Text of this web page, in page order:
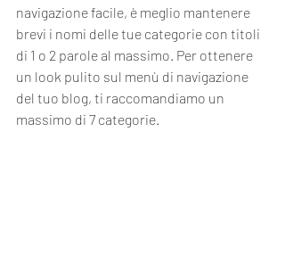
navigazione facile, è meglio mantenere
brevi i nomi delle tue categorie con titoli
di 1 o 2 parole al massimo. Per ottenere
un look pulito sul menù di navigazione
del tuo blog, ti raccomandiamo un
massimo di 7 categorie.